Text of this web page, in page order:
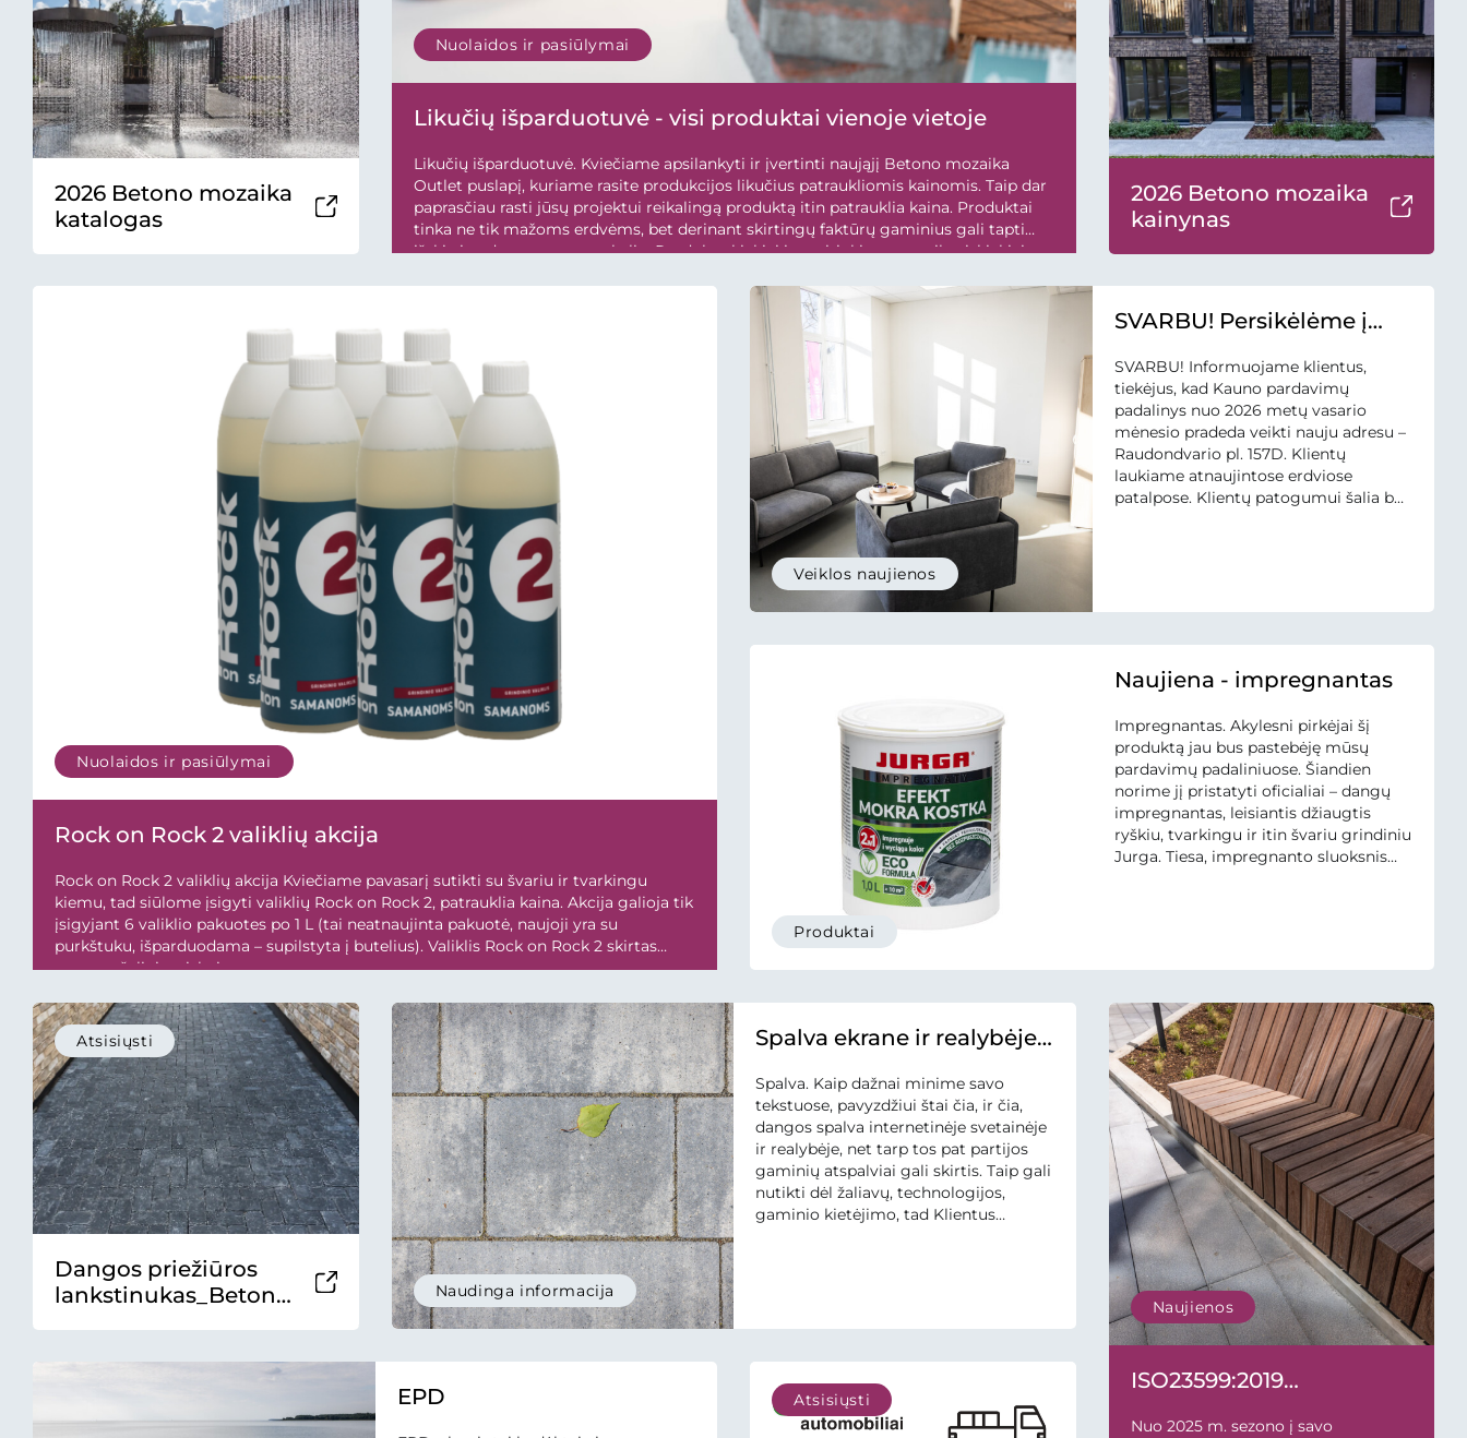
Nuolaidos ir pasiūlymai
Likučių išparduotuvė - visi produktai vienoje vietoje
Likučių išparduotuvė. Kviečiame apsilankyti ir įvertinti naująjį Betono mozaika
Outlet puslapį, kuriame rasite produkcijos likučius patraukliomis kainomis. Taip dar
paprasčiau rasti jūsų projektui reikalingą produktą itin patrauklia kaina. Produktai
tinka ne tik mažoms erdvėms, bet derinant skirtingų faktūrų gaminius gali tapti
išskirtine danga, terasa, takeliu. Produktų kiekiai ir pasirinkimas yra riboti, kiekiai
Nuolaidos ir pasiūlymai
Rock on Rock 2 valiklių akcija
Rock on Rock 2 valiklių akcija Kviečiame pavasarį sutikti su švariu ir tvarkingu
kiemu, tad siūlome įsigyti valiklių Rock on Rock 2, patrauklia kaina. Akcija galioja tik
įsigyjant 6 valiklio pakuotes po 1 L (tai neatnaujinta pakuotė, naujoji yra su
purkštuku, išparduodama – supilstyta į butelius). Valiklis Rock on Rock 2 skirtas
samanų šalinimui, bei...
2026 Betono mozaika
katalogas
2026 Betono mozaika
kainynas
Veiklos naujienos
SVARBU! Persikėlėme į
SVARBU! Informuojame klientus,
tiekėjus, kad Kauno pardavimų
padalinys nuo 2026 metų vasario
mėnesio pradeda veikti nauju adresu –
Raudondvario pl. 157D. Klientų
laukiame atnaujintose erdviose
patalpose. Klientų patogumui šalia bus
Produktai
Naujiena - impregnantas
Impregnantas. Akylesni pirkėjai šį
produktą jau bus pastebėję mūsų
pardavimų padaliniuose. Šiandien
norime jį pristatyti oficialiai – dangų
impregnantas, leisiantis džiaugtis
ryškiu, tvarkingu ir itin švariu grindiniu
Jurga. Tiesa, impregnanto sluoksnis
Atsisiųsti
Dangos priežiūros
lankstinukas_Betono
Naudinga informacija
Spalva ekrane ir realybėje
Spalva. Kaip dažnai minime savo
tekstuose, pavyzdžiui štai čia, ir čia,
dangos spalva internetinėje svetainėje
ir realybėje, net tarp tos pat partijos
gaminių atspalviai gali skirtis. Taip gali
nutikti dėl žaliavų, technologijos,
gaminio kietėjimo, tad Klientus
EPD
Naujienos
ISO23599:2019
gaminiai
Nuo 2025 m. sezono į savo
Atsisiųsti